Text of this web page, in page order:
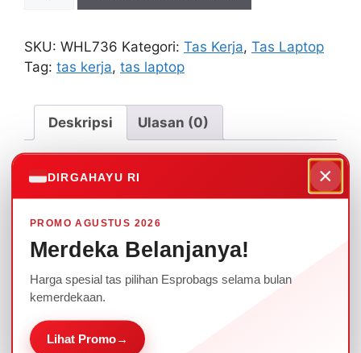
Laptop
Metropolis
WHL736
SKU: WHL736 Kategori: Tas Kerja, Tas Laptop
Tag: tas kerja, tas laptop
Deskripsi Ulasan (0)
Deskripsi
Tas Kerja Laptop Metropolis Kode WHL736
Tas Kerja Laptop Metropolis WHL-736 cocok
untuk beragam acara seminar maupun rapat
Perusahaan anda. Ada beragam pilihan warna
yang bisa dipilih sesuai dengan tema, dan
ditambahkan logo sablon/bordir.
DIRGAHAYU RI ×
PROMO AGUSTUS 2026
Merdeka Belanjanya!
Harga spesial tas pilihan Esprobags selama bulan
kemerdekaan.
Lihat Promo→